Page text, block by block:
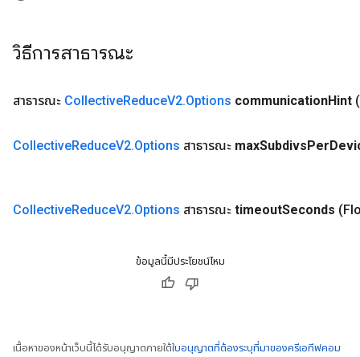
วิธีการสาธารณะ
สาธารณะ CollectiveReduceV2.Options communicationHint
CollectiveReduceV2.Options สาธารณะ maxSubdivsPer
CollectiveReduceV2.Options สาธารณะ timeoutSeconds
ข้อมูลนี้มีประโยชน์ไหม
เนื้อหาของหน้าเว็บนี้ได้รับอนุญาตภายใต้ใบอนุญาตที่ต้องระบุที่มาของครีเอทีฟคอม